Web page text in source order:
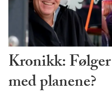
Kronikk:
med planene?